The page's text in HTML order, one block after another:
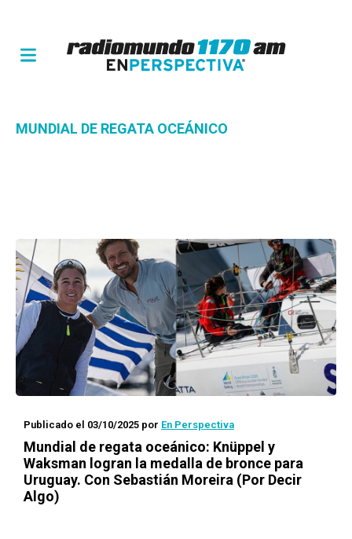
MUNDIAL DE REGATA OCEÁNICO
Publicado el 03/10/2025 por En Perspectiva
Mundial de regata oceánico: Knüppel y
Waksman logran la medalla de bronce para
Uruguay. Con Sebastián Moreira (Por Decir
Algo)